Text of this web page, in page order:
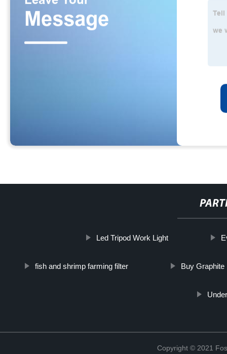
Led Tripod Work Light
fish and shrimp farming filter Buy Graphite
Copyright © 2021